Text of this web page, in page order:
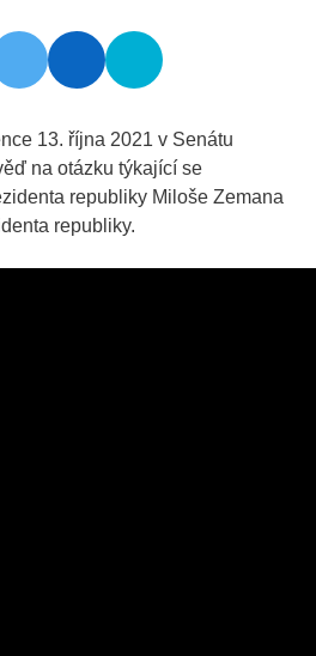
13. října 2021 v Senátu
na otázku týkající se
republiky Miloše Zemana
republiky.